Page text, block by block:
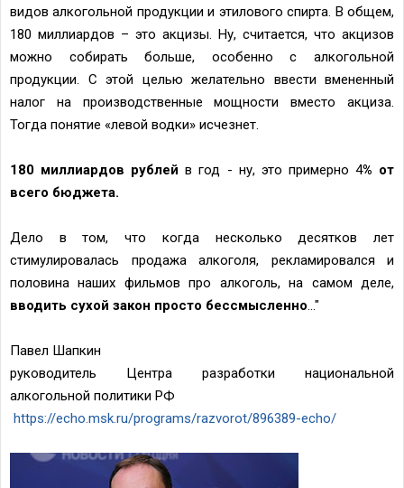
видов алкогольной продукции и этилового спирта. В общем,
180 миллиардов – это акцизы. Ну, считается, что акцизов
можно собирать больше, особенно с алкогольной
продукции. С этой целью желательно ввести вмененный
налог на производственные мощности вместо акциза.
Тогда понятие «левой водки» исчезнет.
180 миллиардов рублейв год - ну, это примерно 4% от
всего бюджета.
Дело в том, что когда несколько десятков лет
стимулировалась продажа алкоголя, рекламировался и
половина наших фильмов про алкоголь, на самом деле,
вводить сухой закон просто бессмысленно..."
Павел Шапкин
руководитель Центра разработки национальной
алкогольной политики РФ
https://echo.msk.ru/programs/razvorot/896389-echo/